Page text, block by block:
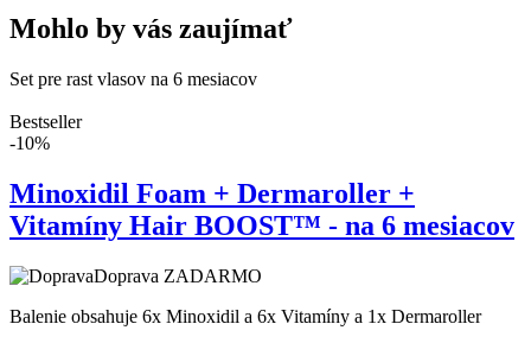
Mohlo by vás zaujímať
Set pre rast vlasov na 6 mesiacov
Bestseller
-10%
Minoxidil Foam + Dermaroller +
Vitamíny Hair BOOST™ - na 6 mesiacov
Doprava ZADARMO
Balenie obsahuje 6x Minoxidil a 6x Vitamíny a 1x Dermaroller